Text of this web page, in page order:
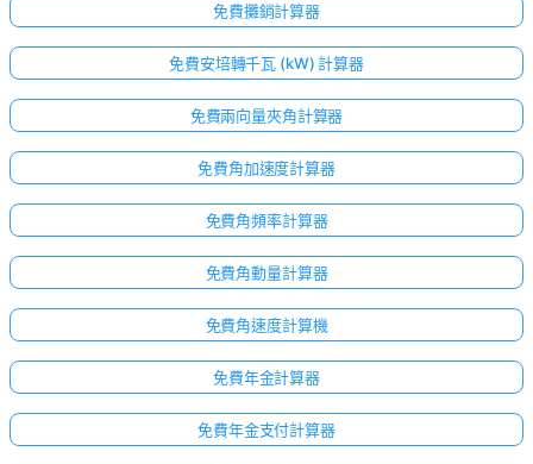
免費攤銷計算器
免費安培轉千瓦 (kW) 計算器
免費兩向量夾角計算器
免費角加速度計算器
免費角頻率計算器
免費角動量計算器
免費角速度計算機
免費年金計算器
免費年金支付計算器